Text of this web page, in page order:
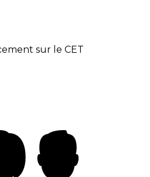
sur le CET